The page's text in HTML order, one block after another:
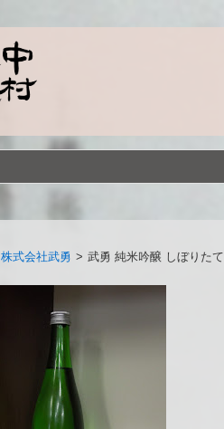
株式会社武勇 > 武勇 純米吟醸 しぼりたて